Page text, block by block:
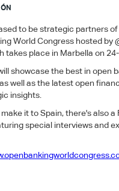
to be strategic partners
World Congress hosted by
takes place in Marbella on
showcase the best in open
well as the latest open
insights.
it to Spain, there's also a
special interviews and